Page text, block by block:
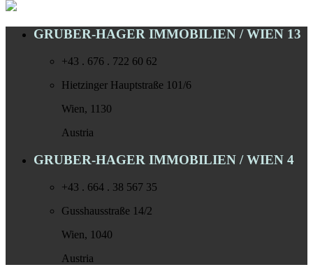
GRUBER-HAGER IMMOBILIEN / WIEN 13
+43 . 676 . 722 60 62
Hietzinger Hauptstraße 101/6
Wien, 1130
Austria
GRUBER-HAGER IMMOBILIEN / WIEN 4
+43 . 664 . 38 567 35
Gusshausstraße 14/2
Wien, 1040
Austria